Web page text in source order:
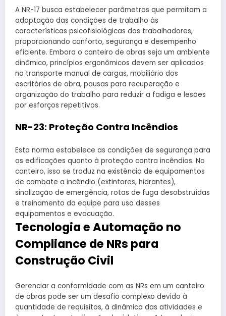
A NR-17 busca estabelecer parâmetros que permitam a
adaptação das condições de trabalho às
características psicofisiológicas dos trabalhadores,
proporcionando conforto, segurança e desempenho
eficiente. Embora o canteiro de obras seja um ambiente
dinâmico, princípios ergonômicos devem ser aplicados
no transporte manual de cargas, mobiliário dos
escritórios de obra, pausas para recuperação e
organização do trabalho para reduzir a fadiga e lesões
por esforços repetitivos.
NR-23: Proteção Contra Incêndios
Esta norma estabelece as condições de segurança para
as edificações quanto à proteção contra incêndios. No
canteiro, isso se traduz na existência de equipamentos
de combate a incêndio (extintores, hidrantes),
sinalização de emergência, rotas de fuga desobstruídas
e treinamento da equipe para uso desses
equipamentos e evacuação.
Tecnologia e Automação no
Compliance de NRs para
Construção Civil
Gerenciar a conformidade com as NRs em um canteiro
de obras pode ser um desafio complexo devido à
quantidade de requisitos, à dinâmica das atividades e